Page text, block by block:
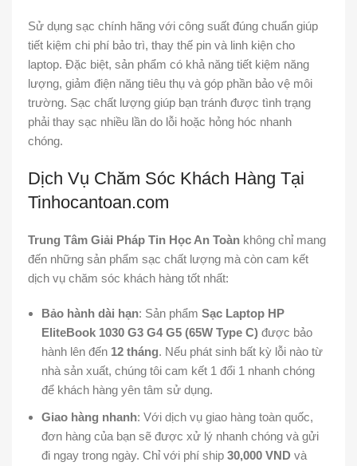
Sử dụng sạc chính hãng với công suất đúng chuẩn giúp
tiết kiệm chi phí bảo trì, thay thế pin và linh kiện cho
laptop. Đặc biệt, sản phẩm có khả năng tiết kiệm năng
lượng, giảm điện năng tiêu thụ và góp phần bảo vệ môi
trường. Sạc chất lượng giúp bạn tránh được tình trạng
phải thay sạc nhiều lần do lỗi hoặc hỏng hóc nhanh
chóng.
Dịch Vụ Chăm Sóc Khách Hàng Tại
Tinhocantoan.com
Trung Tâm Giải Pháp Tin Học An Toàn không chỉ mang
đến những sản phẩm sạc chất lượng mà còn cam kết
dịch vụ chăm sóc khách hàng tốt nhất:
Bảo hành dài hạn: Sản phẩm Sạc Laptop HP
EliteBook 1030 G3 G4 G5 (65W Type C) được bảo
hành lên đến 12 tháng. Nếu phát sinh bất kỳ lỗi nào từ
nhà sản xuất, chúng tôi cam kết 1 đổi 1 nhanh chóng
để khách hàng yên tâm sử dụng.
Giao hàng nhanh: Với dịch vụ giao hàng toàn quốc,
đơn hàng của bạn sẽ được xử lý nhanh chóng và gửi
đi ngay trong ngày. Chỉ với phí ship 30,000 VND và